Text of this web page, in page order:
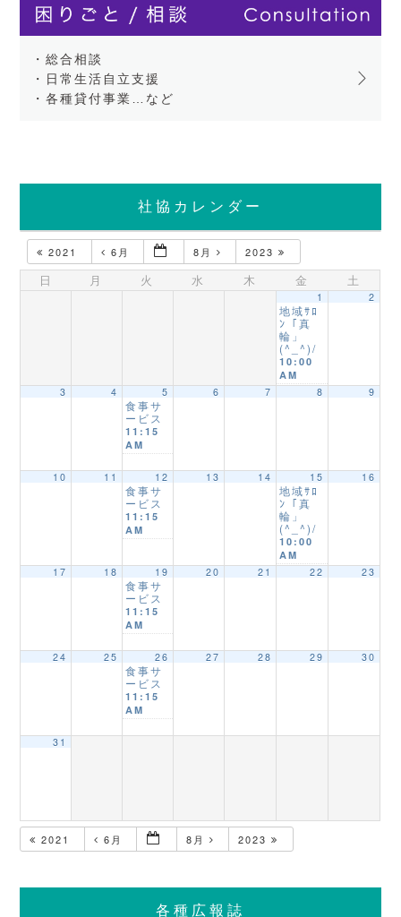
・総合相談
・日常生活自立支援
・各種貸付事業…など
社協カレンダー
2021 6月 8月 2023
日 月 火 水 木 金 土
1
地域ｻﾛ
ﾝ「真
輪」
(^_^)/
10:00
AM
2
3 4 5
食事サ
ービス
11:15
AM
6 7 8 9
10 11 12
食事サ
ービス
11:15
AM
13 14 15
地域ｻﾛ
ﾝ「真
輪」
(^_^)/
10:00
AM
16
17 18 19
食事サ
ービス
11:15
AM
20 21 22 23
24 25 26
食事サ
ービス
11:15
AM
27 28 29 30
31
2021 6月 8月 2023
各種広報誌